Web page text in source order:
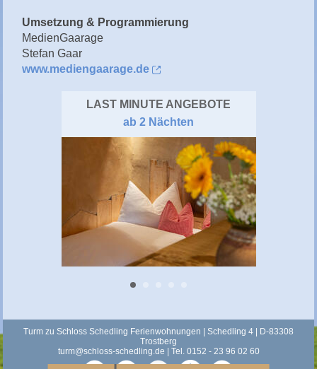
Umsetzung & Programmierung
MedienGaarage
Stefan Gaar
www.mediengaarage.de
LAST MINUTE ANGEBOTE
ab 2 Nächten
Turm zu Schloss Schedling Ferienwohnungen | Schedling 4 | D-83308
Trostberg
turm@schloss-schedling.de | Tel. 0152 - 23 96 02 60